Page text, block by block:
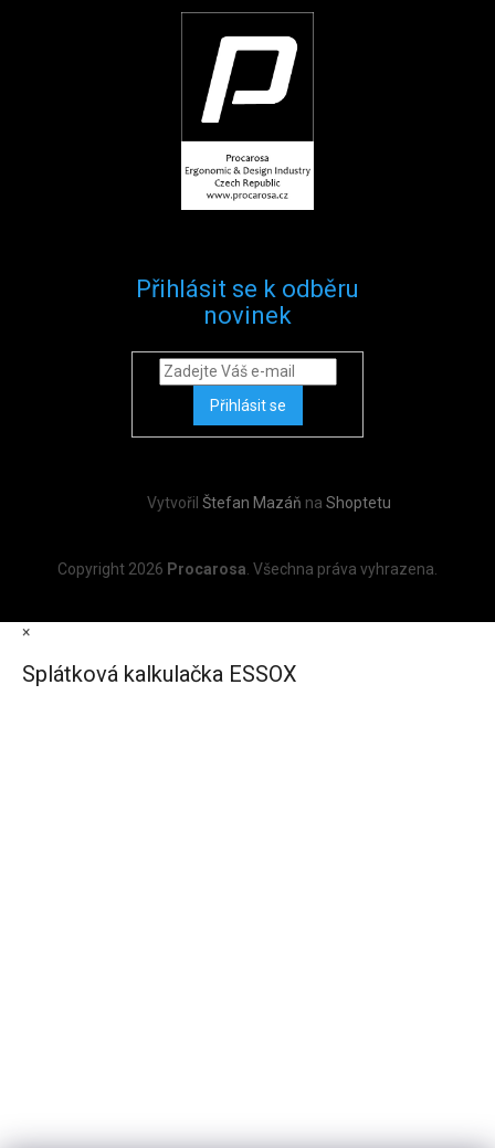
Přihlásit se k odběru
novinek
Přihlásit se
Vytvořil Štefan Mazáň na Shoptetu
Copyright 2026 Procarosa . Všechna práva vyhrazena.
×
Splátková kalkulačka ESSOX